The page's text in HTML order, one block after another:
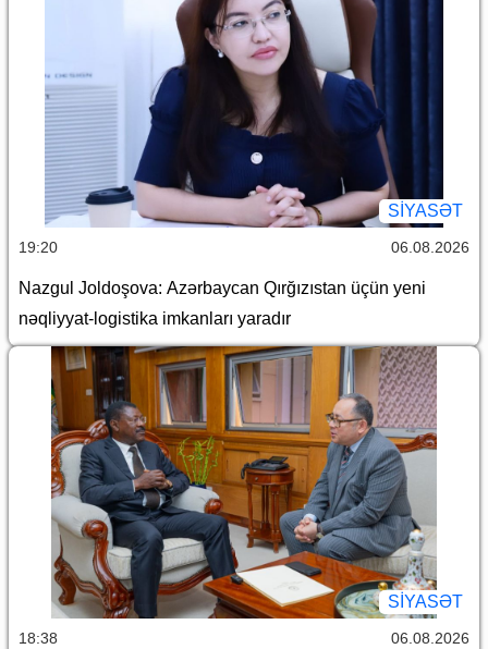
SİYASƏT
19:20 06.08.2026
Nazgul Joldoşova: Azərbaycan Qırğızıstan üçün yeni
nəqliyyat-logistika imkanları yaradır
SİYASƏT
18:38 06.08.2026